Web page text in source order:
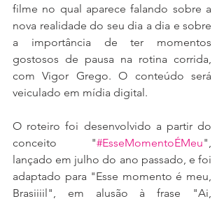
filme no qual aparece falando sobre a
nova realidade do seu dia a dia e sobre
a importância de ter momentos
gostosos de pausa na rotina corrida,
com Vigor Grego. O conteúdo será
veiculado em mídia digital.
O roteiro foi desenvolvido a partir do
conceito "#EsseMomentoÉMeu",
lançado em julho do ano passado, e foi
adaptado para "Esse momento é meu,
Brasiiiil", em alusão à frase "Ai,